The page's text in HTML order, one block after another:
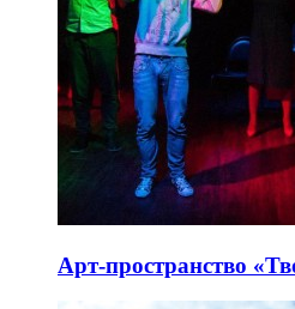
Арт-пространство